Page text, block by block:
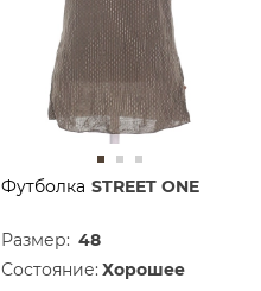
Футболка STREET ONE
Размер: 48
Состояние: Хорошее